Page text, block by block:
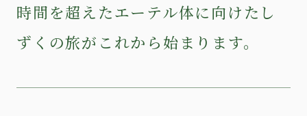
時間を超えたエーテル体に向けたし
ずくの旅がこれから始まります。